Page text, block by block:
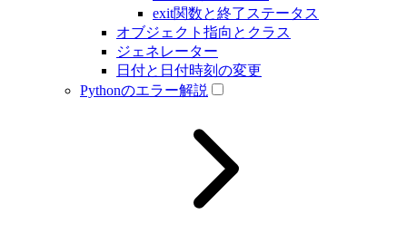
exit関数と終了ステータス
オブジェクト指向とクラス
ジェネレーター
日付と日付時刻の変更
Pythonのエラー解説